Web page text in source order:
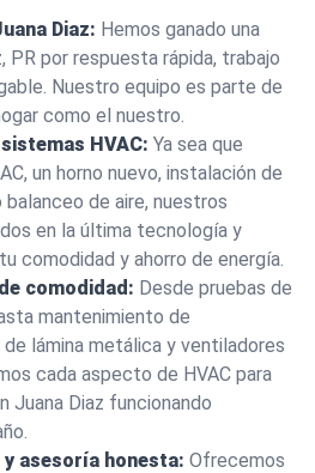
Diaz: Hemos ganado una
PR por respuesta rápida, trabajo
Nuestro equipo es parte de
como el nuestro.
HVAC: Ya sea que
un horno nuevo, instalación de
de aire, nuestros
en la última tecnología y
comodidad y ahorro de energía.
comodidad: Desde pruebas de
mantenimiento de
lámina metálica y ventiladores
cada aspecto de HVAC para
Juana Diaz funcionando
asesoría honesta: Ofrecemos